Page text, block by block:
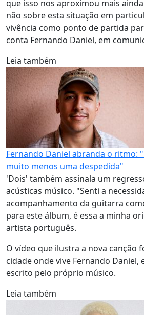
que isso nos aproximou mais
não sobre esta situação em
vivência como ponto de partida
conta Fernando Daniel, em
Leia também
Fernando Daniel abranda o ritmo:
muito menos uma despedida"
'Dois' também assinala um
acústicas músico. "Senti a
acompanhamento da guitarra
para este álbum, é essa a minha
artista português.
O vídeo que ilustra a nova canção
cidade onde vive Fernando Daniel,
escrito pelo próprio músico.
Leia também